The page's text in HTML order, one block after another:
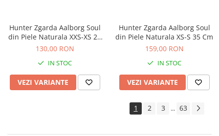
Hunter Zgarda Aalborg Soul
din Piele Naturala XXS-XS 25
Cm
130,00 RON
IN STOC
VEZI VARIANTE
Hunter Zgarda Aalborg Soul
din Piele Naturala XS-S 35 Cm
159,00 RON
IN STOC
VEZI VARIANTE
1 2 3 ... 63